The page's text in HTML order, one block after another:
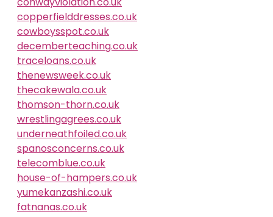
copperfielddresses.co.uk
cowboysspot.co.uk
decemberteaching.co.uk
traceloans.co.uk
thenewsweek.co.uk
thecakewala.co.uk
thomson-thorn.co.uk
wrestlingagrees.co.uk
underneathfoiled.co.uk
spanosconcerns.co.uk
telecomblue.co.uk
house-of-hampers.co.uk
yumekanzashi.co.uk
fatnanas.co.uk